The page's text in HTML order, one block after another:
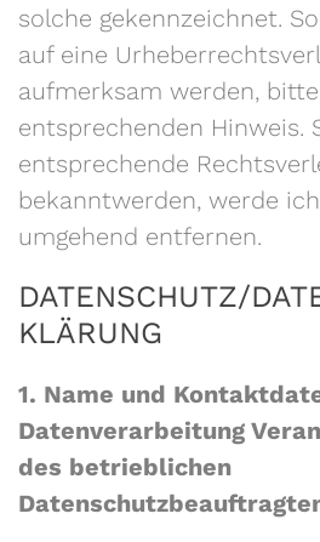
solche gekennzeichnet.
auf eine
aufmerksam werden,
entsprechenden Hinweis.
entsprechende
bekanntwerden, werde
umgehend entfernen.
DATENSCHUTZ/
KLÄRUNG
1. Name und
Datenverarbeitung
des betrieblichen